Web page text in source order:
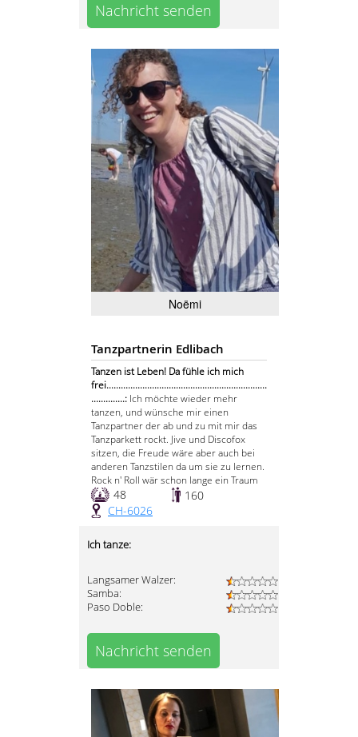
Nachricht senden
Noëmi
Tanzpartnerin Edlibach
Tanzen ist Leben! Da fühle ich mich
frei...................................................................
..............: Ich möchte wieder mehr
tanzen, und wünsche mir einen
Tanzpartner der ab und zu mit mir das
Tanzparkett rockt. Jive und Discofox
sitzen, die Freude wäre aber auch bei
anderen Tanzstilen da um sie zu lernen.
Rock n' Roll wär schon lange ein Traum
48
160
CH-6026
Ich tanze:
Langsamer Walzer:
Samba:
Paso Doble:
Nachricht senden